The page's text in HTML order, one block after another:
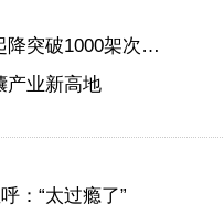
降突破1000架次…
产业新高地
：“太过瘾了”